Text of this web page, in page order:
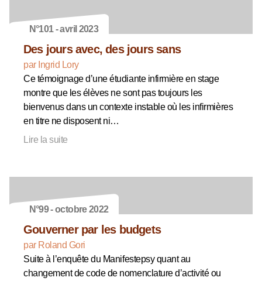
N°101 - avril 2023
Des jours avec, des jours sans
par Ingrid Lory
Ce témoignage d’une étudiante infirmière en stage
montre que les élèves ne sont pas toujours les
bienvenus dans un contexte instable où les infirmières
en titre ne disposent ni…
Lire la suite
N°99 - octobre 2022
Gouverner par les budgets
par Roland Gori
Suite à l’enquête du Manifestepsy quant au
changement de code de nomenclature d’activité ou